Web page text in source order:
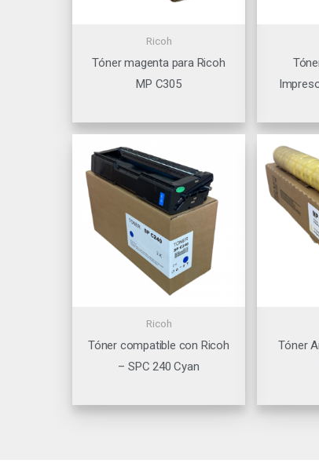
Ricoh
Tóner magenta para Ricoh
MP C305
Ricoh
Tóner compatible con Ricoh
– SPC 240 Cyan
Tóner